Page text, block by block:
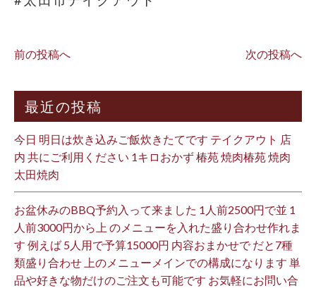
前の投稿へ 次の投稿へ
最近の投稿
今日 明日は炊き込みご飯炊きたてです テイクアウト 店
内 共にご利用ください 1キロおかず 椿苑 焼肉椿苑 焼肉
太田焼肉
お盆休みのBBQ予約入って来ました 1人前2500円で並 1
人前3000円から上 のメニューを入れた盛り合わせ作れま
す 例えば 5人用で予算15000円 内容おまかせで だと7種
類盛り合わせ 上のメニューメインでの構成になります 単
品や好きな物だけのご注文も可能です お気軽にお問い合